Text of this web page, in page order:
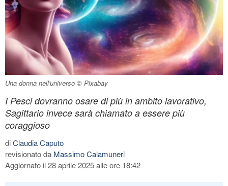
Una donna nell'universo © Pixabay
I Pesci dovranno osare di più in ambito lavorativo,
Sagittario invece sarà chiamato a essere più
coraggioso
diClaudia Caputo
revisionato da Massimo Calamuneri
Aggiornato il 28 aprile 2025 alle ore 18:42